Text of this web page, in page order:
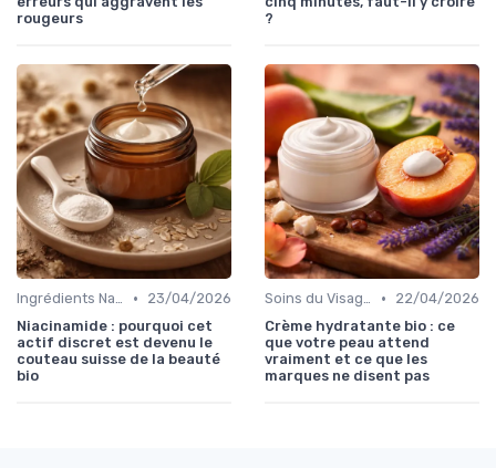
rougeurs
?
Ingrédients Naturels et Leurs Propriétés •
23/04/2026
Niacinamide : pourquoi cet
actif discret est devenu le
couteau suisse de la beauté
bio
Soins du Visage Bio •
22/04/2026
Crème hydratante bio : ce
que votre peau attend
vraiment et ce que les
marques ne disent pas